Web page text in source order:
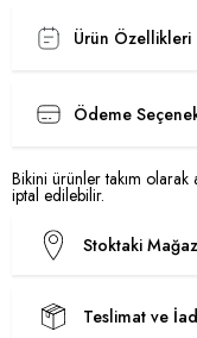
Ürün Özellikleri
Ödeme
Bikini ürünler takım olarak
iptal edilebilir.
Stoktaki
Teslimat ve